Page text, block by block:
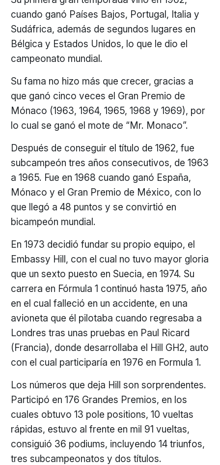
cuando ganó Países Bajos, Portugal, Italia y
Sudáfrica, además de segundos lugares en
Bélgica y Estados Unidos, lo que le dio el
campeonato mundial.
Su fama no hizo más que crecer, gracias a
que ganó cinco veces el Gran Premio de
Mónaco (1963, 1964, 1965, 1968 y 1969), por
lo cual se ganó el mote de “Mr. Monaco”.
Después de conseguir el título de 1962, fue
subcampeón tres años consecutivos, de 1963
a 1965. Fue en 1968 cuando ganó España,
Mónaco y el Gran Premio de México, con lo
que llegó a 48 puntos y se convirtió en
bicampeón mundial.
En 1973 decidió fundar su propio equipo, el
Embassy Hill, con el cual no tuvo mayor gloria
que un sexto puesto en Suecia, en 1974. Su
carrera en Fórmula 1 continuó hasta 1975, año
en el cual falleció en un accidente, en una
avioneta que él pilotaba cuando regresaba a
Londres tras unas pruebas en Paul Ricard
(Francia), donde desarrollaba el Hill GH2, auto
con el cual participaría en 1976 en Formula 1.
Los números que deja Hill son sorprendentes.
Participó en 176 Grandes Premios, en los
cuales obtuvo 13 pole positions, 10 vueltas
rápidas, estuvo al frente en mil 91 vueltas,
consiguió 36 podiums, incluyendo 14 triunfos,
tres subcampeonatos y dos títulos.